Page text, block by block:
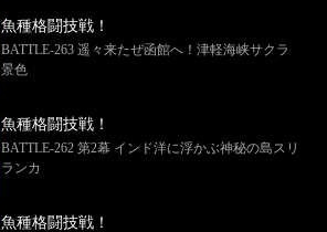
魚種格闘技戦！
BATTLE-263 遥々来たぜ函館へ！津軽海峡サクラ
景色
魚種格闘技戦！
BATTLE-262 第2幕 インド洋に浮かぶ神秘の島スリ
ランカ
魚種格闘技戦！